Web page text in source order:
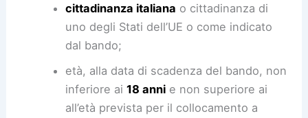
cittadinanza italiana o cittadinanza di
uno degli Stati dell’UE o come indicato
dal bando;
età, alla data di scadenza del bando, non
inferiore ai 18 annie non superiore ai
all’età prevista per il collocamento a